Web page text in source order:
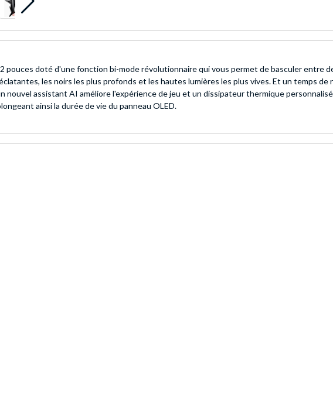
doté d'une fonction bi-mode révolutionnaire qui vous permet de basculer entre
les noirs les plus profonds et les hautes lumières les plus vives. Et un temps de
assistant AI améliore l'expérience de jeu et un dissipateur thermique
ainsi la durée de vie du panneau OLED.